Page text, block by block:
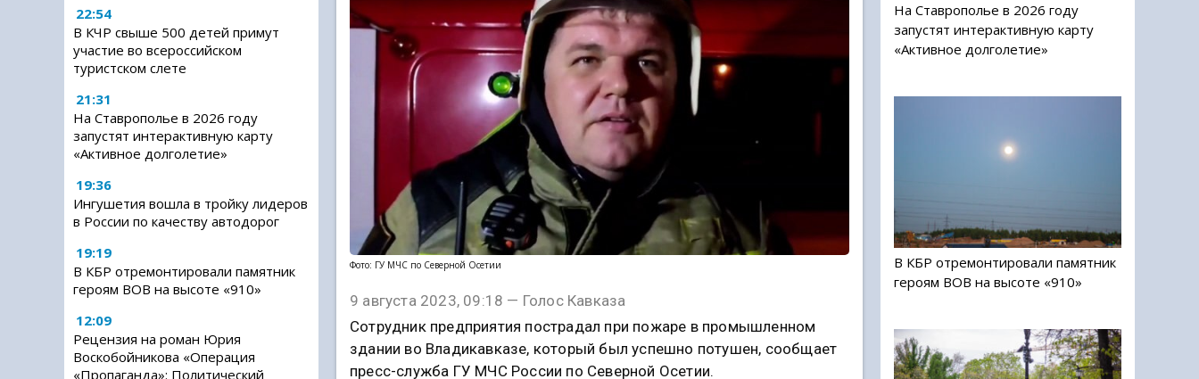
22:54
В КЧР свыше 500 детей примут
участие во всероссийском
туристском слете
21:31
На Ставрополье в 2026 году
запустят интерактивную карту
«Активное долголетие»
19:36
Ингушетия вошла в тройку лидеров
в России по качеству автодорог
19:19
В КБР отремонтировали памятник
героям ВОВ на высоте «910»
12:09
Рецензия на роман Юрия
Воскобойникова «Операция
«Пропаганда»: Политический
Фото: ГУ МЧС по Северной Осетии
9 августа 2023, 09:18 — Голос Кавказа
Сотрудник предприятия пострадал при пожаре в промышленном
здании во Владикавказе, который был успешно потушен, сообщает
пресс-служба ГУ МЧС России по Северной Осетии.
На Ставрополье в 2026 году
запустят интерактивную карту
«Активное долголетие»
В КБР отремонтировали памятник
героям ВОВ на высоте «910»